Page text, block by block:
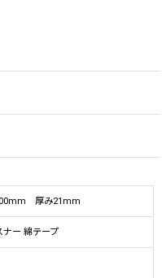
厚み21mm
ナー 綿テープ